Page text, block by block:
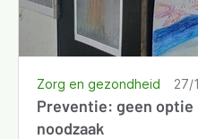
Preventie: geen optie
noodzaak
Zorg en gezondheid 27/